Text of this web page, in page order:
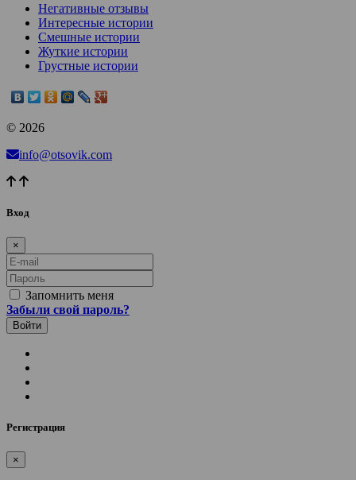
Негативные отзывы
Интересные истории
Смешные истории
Жуткие истории
Грустные истории
© 2026
info@otsovik.com
Вход
×
E-mail
Пароль
Запомнить меня
Забыли свой пароль?
Регистрация
×